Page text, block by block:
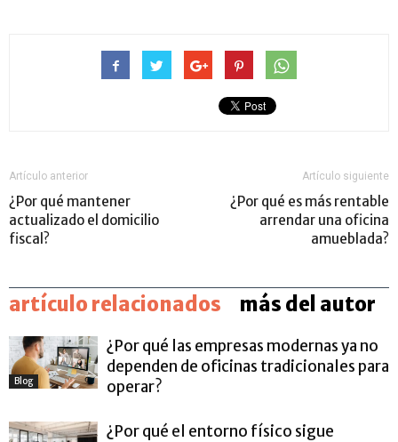
Artículo anterior
¿Por qué mantener
actualizado el domicilio
fiscal?
Artículo siguiente
¿Por qué es más rentable
arrendar una oficina
amueblada?
artículo relacionados más del autor
Blog
¿Por qué las empresas modernas ya no
dependen de oficinas tradicionales para
operar?
¿Por qué el entorno físico sigue